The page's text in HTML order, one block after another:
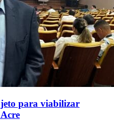
para viabilizar